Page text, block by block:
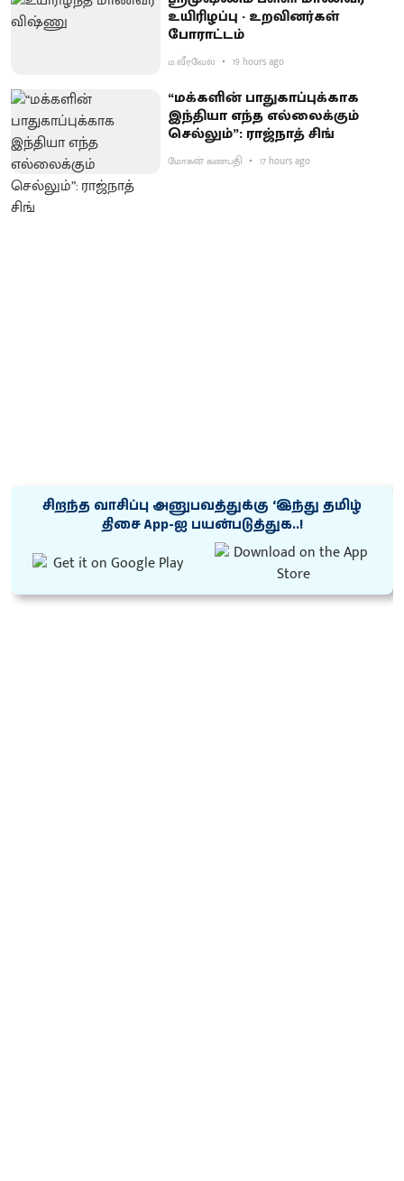
உயிரிழப்பு - உறவினர்கள்
போராட்டம்
ம.வீரவேல் 19 hours ago
“மக்களின் பாதுகாப்புக்காக
இந்தியா எந்த எல்லைக்கும்
செல்லும்”: ராஜ்நாத் சிங்
மோகன் கணபதி 17 hours ago
சிறந்த வாசிப்பு அனுபவத்துக்கு ‘இந்து தமிழ்
திசை App-ஐ பயன்படுத்துக..!